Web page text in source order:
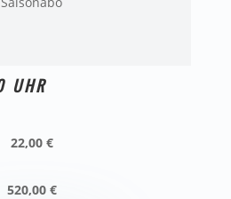
UHR
22,00 €
520,00 €